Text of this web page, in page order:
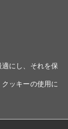
にし、それを保
ッキーの使用に